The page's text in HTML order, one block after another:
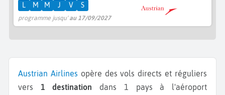
programme jusqu'au 17/09/2027
L M M J V S
Austrian Airlines opère des vols directs et réguliers
vers 1 destination dans 1 pays à l'aéroport